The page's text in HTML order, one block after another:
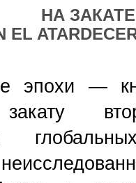
НА
EL
—